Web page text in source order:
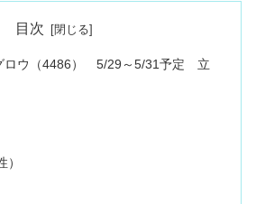
目次
ロウ（4486） 5/29～5/31予定 立